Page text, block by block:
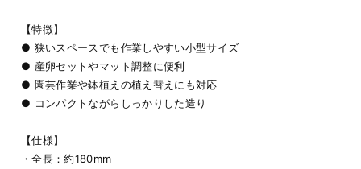
【特徴】
● 狭いスペースでも作業しやすい小型サイズ
● 産卵セットやマット調整に便利
● 園芸作業や鉢植えの植え替えにも対応
● コンパクトながらしっかりした造り
【仕様】
・全長：約180mm